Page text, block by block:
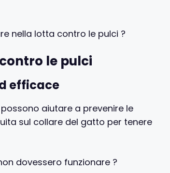
nella lotta contro le pulci ?
le pulci
efficace
aiutare a prevenire le
sul collare del gatto per tenere
dovessero funzionare ?